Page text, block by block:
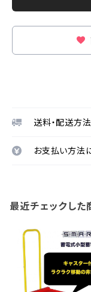
送料・配送方
お支払い方法
最近チェックした